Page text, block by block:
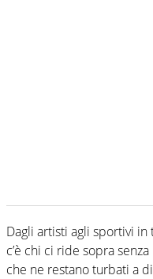
Dagli artisti agli sportivi
c’è chi ci ride sopra
che ne restano turbati a